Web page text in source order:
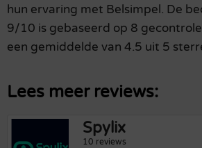
hun ervaring met Belsimpel. De
9/10 is gebaseerd op 8
een gemiddelde van 4.5 uit 5
Lees meer reviews:
Spylix
10 reviews